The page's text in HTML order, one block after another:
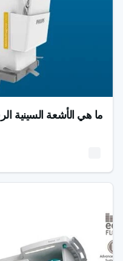
ما هي الأشعة السينية